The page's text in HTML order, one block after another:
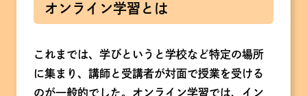
オンライン学習とは
これまでは、学びというと学校など特定の場所
に集まり、講師と受講者が対面で授業を受ける
のが一般的でした。オンライン学習では、イン